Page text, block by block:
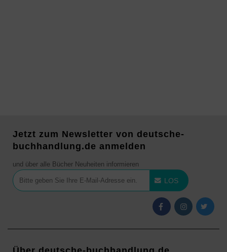
Jetzt zum Newsletter von deutsche-
buchhandlung.de anmelden
und über alle Bücher Neuheiten informieren
LOS